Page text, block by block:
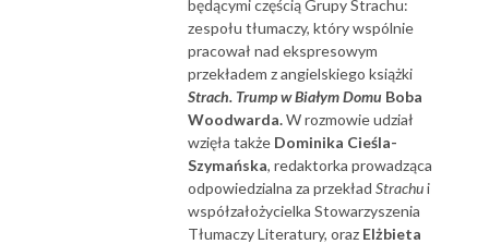
będącymi częścią Grupy Strachu:
zespołu tłumaczy, który wspólnie
pracował nad ekspresowym
przekładem z angielskiego książki
Strach. Trump w Białym Domu Boba
Woodwarda.W rozmowie udział
wzięła także Dominika Cieśla-
Szymańska, redaktorka prowadząca
odpowiedzialna za przekład Strachui
współzałożycielka Stowarzyszenia
Tłumaczy Literatury, oraz Elżbieta